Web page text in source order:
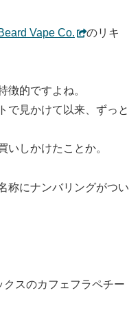
Vape Co.
のリキ
徴的ですよね。
で見かけて以来、ずっと
いしかけたことか。
称にナンバリングがつい
スのカフェフラペチー